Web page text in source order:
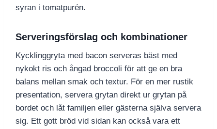
syran i tomatpurén.
Serveringsförslag och kombinationer
Kycklinggryta med bacon serveras bäst med
nykokt ris och ångad broccoli för att ge en bra
balans mellan smak och textur. För en mer rustik
presentation, servera grytan direkt ur grytan på
bordet och låt familjen eller gästerna själva servera
sig. Ett gott bröd vid sidan kan också vara ett